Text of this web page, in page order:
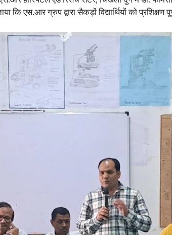
कि एस.आर ग्रुप द्वारा सैकड़ों विद्यार्थियों को प्रशिक्षण